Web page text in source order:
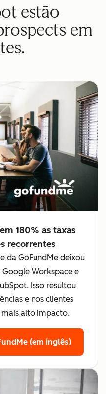
estão
em
180% as taxas
recorrentes
da GoFundMe deixou
Workspace e
Isso resultou
e nos clientes
mais alto impacto.
(em inglês)